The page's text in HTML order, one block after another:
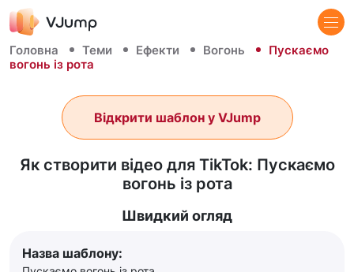
Головна Теми Ефекти Вогонь
Пускаємо
вогонь із рота
Як створити відео для TikTok: Пускаємо
вогонь із рота
Відкрити шаблон у VJump
Швидкий огляд
Назва шаблону: